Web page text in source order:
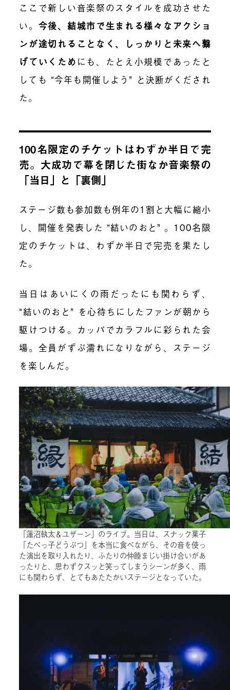
ここで新しい音楽祭のスタイルを成功させた
い。 今後、結城市で生まれる様々なアクショ
ンが途切れることなく、しっかりと未来へ繋
げていくため に も、たとえ小規模であったと
しても “今年も開催しよう” と決断がくだされ
た。
100名限定のチケットはわずか半日で完
売。大成功で幕を閉じた街なか音楽祭の
「当日」と「裏側」
ステージ数も参加数も例年の1割と大幅に縮小
し、開催を発表した “結いのおと” 。100名限
定のチケットは、わずか半日で完売を果たし
た。
当日はあいにくの雨だったにも関わらず、
“結いのおと” を心待ちにしたファンが朝から
駆けつける。カッパでカラフルに彩られた会
場。全員がずぶ濡れになりながら、ステージ
を楽しんだ。
「蓮沼執太＆ユザーン」のライブ。当日は、スナック菓子
「たべっ子どうぶつ」を本当に食べながら、その音を使っ
た演出を取り入れたり、ふたりの仲睦まじい掛け合いがあ
ったりと、思わずクスッと笑ってしまうシーンが多く、雨
にも関わらず、とてもあたたかいステージとなっていた。